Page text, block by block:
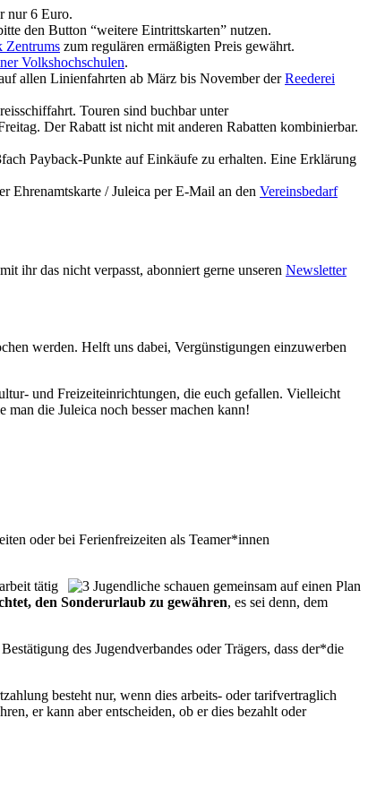
nur 6 Euro.
den Button “weitere Eintrittskarten” nutzen.
Zentrums zum regulären ermäßigten Preis gewährt.
Volkshochschulen.
allen Linienfahrten ab März bis November derReederei
Touren sind buchbar unter
Der Rabatt ist nicht mit anderen Rabatten kombinierbar.
Payback-Punkte auf Einkäufe zu erhalten. Eine Erklärung
Ehrenamtskarte / Juleica per E-Mail an den Vereinsbedarf
ihr das nicht verpasst, abonniert gerne unseren Newsletter
werden. Helft uns dabei, Vergünstigungen einzuwerben
und Freizeiteinrichtungen, die euch gefallen. Vielleicht
die Juleica noch besser machen kann!
oder bei Ferienfreizeiten als Teamer*innen
tätig
den Sonderurlaub zu gewähren, es sei denn, dem
des Jugendverbandes oder Trägers, dass der*die
besteht nur, wenn dies arbeits- oder tarifvertraglich
er kann aber entscheiden, ob er dies bezahlt oder